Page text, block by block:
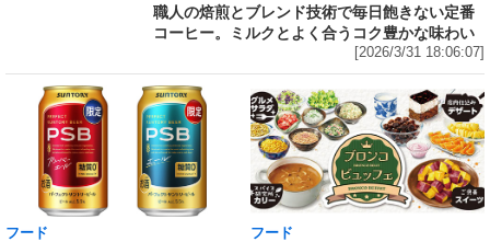
職人の焙煎とブレンド技術で毎日飽きない定番
コーヒー。ミルクとよく合うコク豊かな味わい
[2026/3/31 18:06:07]
フード フード